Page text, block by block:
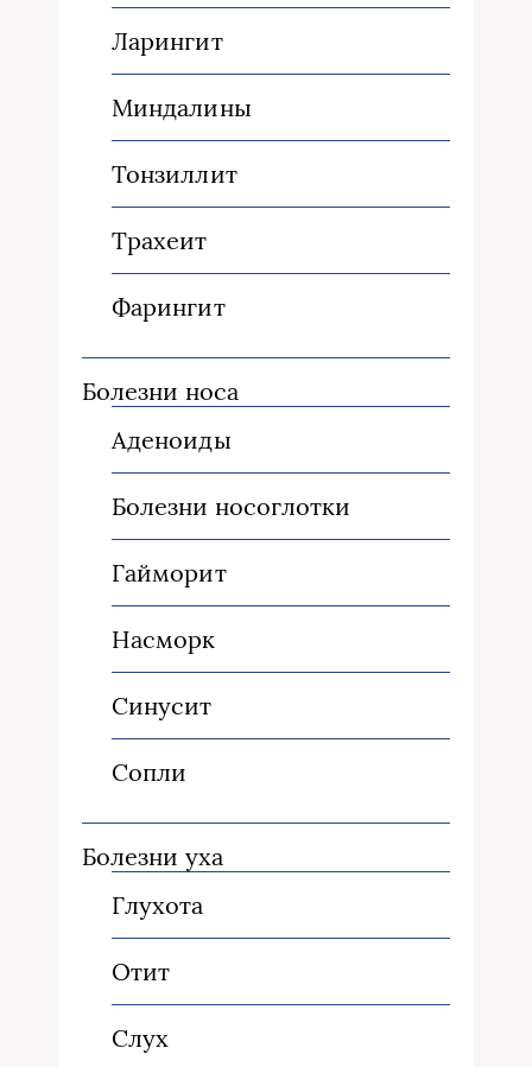
Ларингит
Миндалины
Тонзиллит
Трахеит
Фарингит
Болезни носа
Аденоиды
Болезни носоглотки
Гайморит
Насморк
Синусит
Сопли
Болезни уха
Глухота
Отит
Слух